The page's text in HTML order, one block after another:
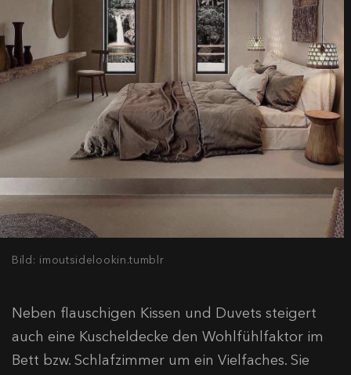
Bild: imoutsidelookin.tumblr
Neben flauschigen Kissen und Duvets steigert
auch eine Kuscheldecke den Wohlfühlfaktor im
Bett bzw. Schlafzimmer um ein Vielfaches. Sie